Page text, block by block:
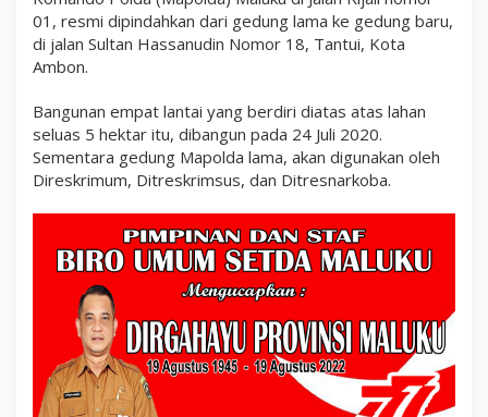
i
T
J
u
g
a
P
m
d
d
M
a
s
y
01, resmi dipindahkan dari gedung lama ke gedung baru,
di jalan Sultan Hassanudin Nomor 18, Tantui, Kota
Ambon.
Bangunan empat lantai yang berdiri diatas atas lahan
seluas 5 hektar itu, dibangun pada 24 Juli 2020.
Sementara gedung Mapolda lama, akan digunakan oleh
Direskrimum, Ditreskrimsus, dan Ditresnarkoba.